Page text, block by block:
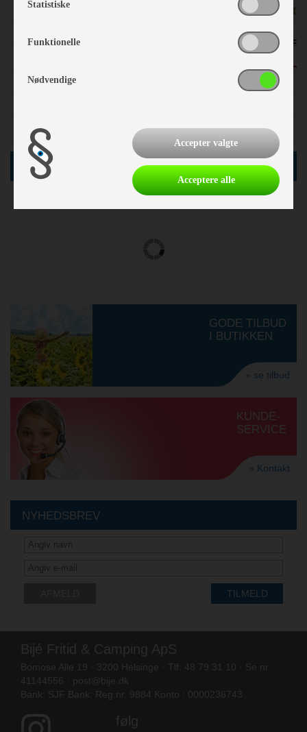
Brugte
A-mål søgning
Sådan vejer politiet din campingvogn
SØG
vogne i databasen
GODE TILBUD
I BUTIKKEN
» se tilbud
KUNDE-
SERVICE
» Kontakt
NYHEDSBREV
TILMELD
Bijé Fritid & Camping ApS
Bomose Alle 19 · 3200 Helsinge · Tlf: 48 79 31 10 · Se nr.
41144556 · post@bije.dk
Bank: SJF Bank: Reg.nr. 9884 Konto : 0000236743
følg
Statistiske
Funktionelle
Nødvendige
Accepter valgte
Acceptere alle